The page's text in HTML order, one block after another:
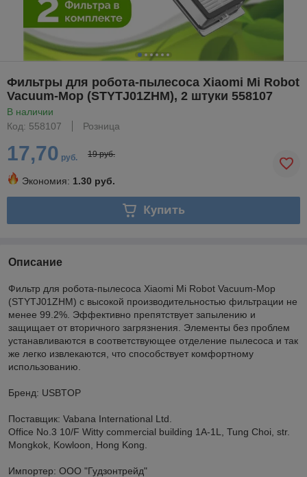
Фильтры для робота-пылесоса Xiaomi Mi Robot
Vacuum-Mop (STYTJ01ZHM), 2 штуки 558107
В наличии
Код: 558107
Розница
17,70 руб. 19 руб.
Экономия: 1.30 руб.
Купить
Описание
Фильтр для робота-пылесоса Xiaomi Mi Robot Vacuum-Mop
(STYTJ01ZHM) с высокой производительностью фильтрации не
менее 99.2%. Эффективно препятствует запылению и
защищает от вторичного загрязнения. Элементы без проблем
устанавливаются в соответствующее отделение пылесоса и так
же легко извлекаются, что способствует комфортному
использованию.
Бренд: USBTOP
Поставщик: Vabana International Ltd.
Office No.3 10/F Witty commercial building 1A-1L, Tung Choi, str.
Mongkok, Kowloon, Hong Kong.
Импортер: ООО "Гудзонтрейд"